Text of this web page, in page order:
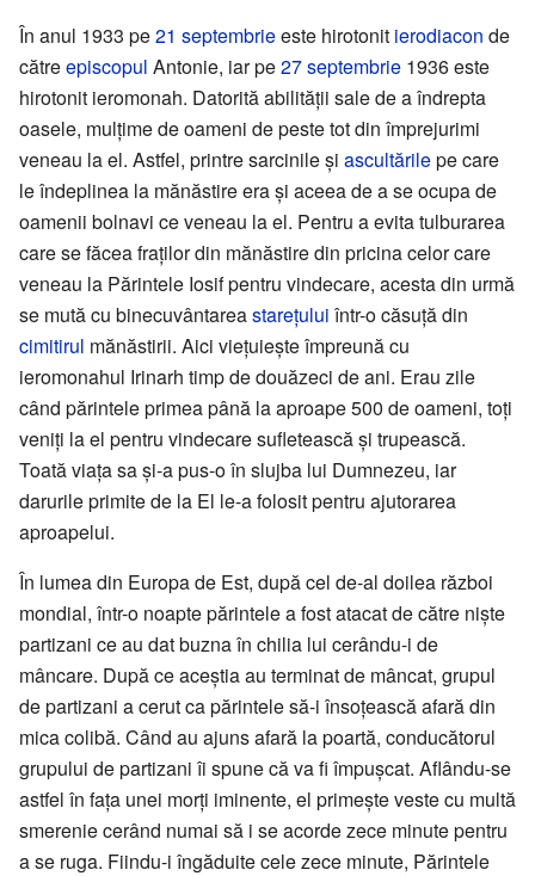
În anul 1933 pe21 septembrieeste hirotonit ierodiacon de
cătreepiscopul Antonie, iar pe27 septembrie 1936 este
hirotonit ieromonah. Datorită abilității sale de a îndrepta
oasele, mulțime de oameni de peste tot din împrejurimi
veneau la el. Astfel, printre sarcinile și ascultărilepe care
le îndeplinea la mănăstire era și aceea de a se ocupa de
oamenii bolnavi ce veneau la el. Pentru a evita tulburarea
care se făcea fraților din mănăstire din pricina celor care
veneau la Părintele Iosif pentru vindecare, acesta din urmă
se mută cu binecuvântareastarețului într-o căsuță din
cimitirul mănăstirii. Aici viețuiește împreună cu
ieromonahul Irinarh timp de douăzeci de ani. Erau zile
când părintele primea până la aproape 500 de oameni, toți
veniți la el pentru vindecare sufletească și trupească.
Toată viața sa și-a pus-o în slujba lui Dumnezeu, iar
darurile primite de la El le-a folosit pentru ajutorarea
aproapelui.
În lumea din Europa de Est, după cel de-al doilea război
mondial, într-o noapte părintele a fost atacat de către niște
partizani ce au dat buzna în chilia lui cerându-i de
mâncare. După ce aceștia au terminat de mâncat, grupul
de partizani a cerut ca părintele să-i însoțească afară din
mica colibă. Când au ajuns afară la poartă, conducătorul
grupului de partizani îi spune că va fi împușcat. Aflându-se
astfel în fața unei morți iminente, el primește veste cu multă
smerenie cerând numai să i se acorde zece minute pentru
a se ruga. Fiindu-i îngăduite cele zece minute, Părintele